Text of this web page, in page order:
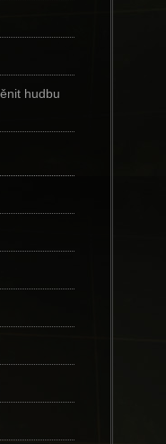
hudbu